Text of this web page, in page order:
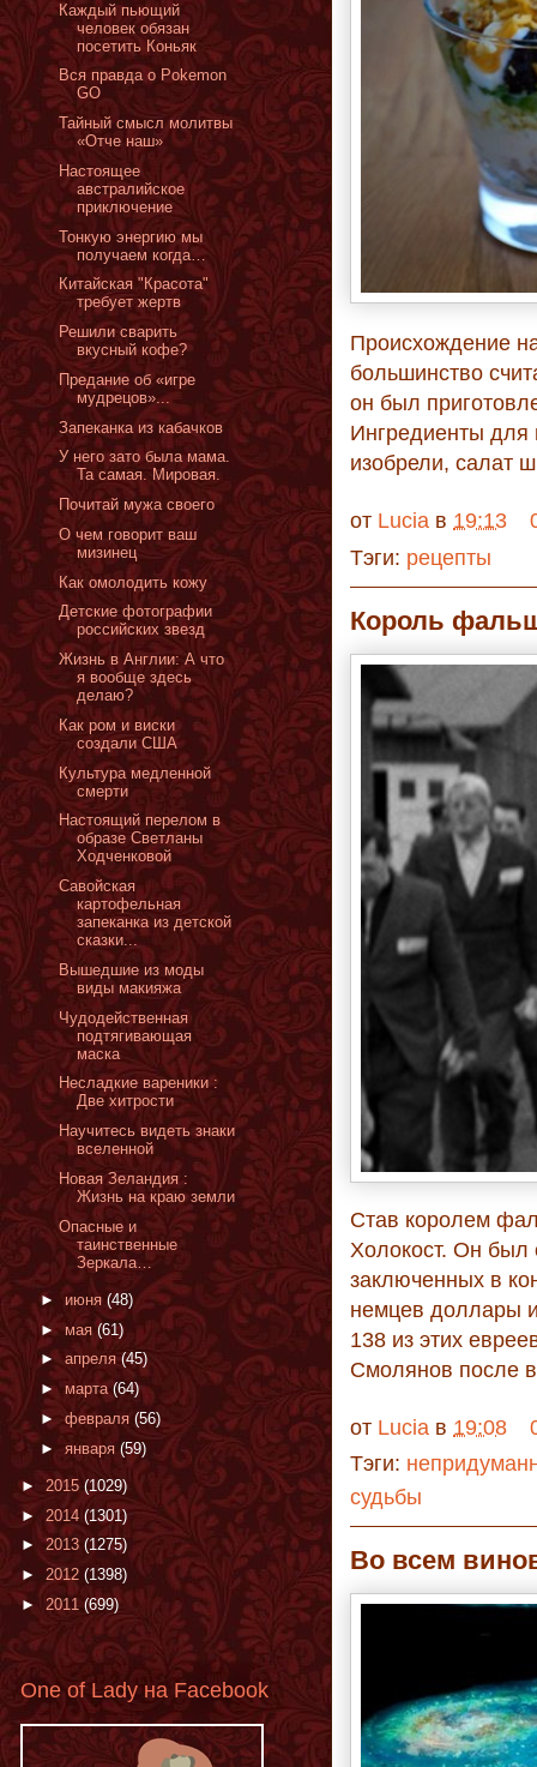
Происхождение
большинство
он был
Ингредиенты для
изобрели, салат
от Lucia в 19:13
Тэги: рецепты
Король
Став королем
Холокост. Он был
заключенных в
немцев доллары
138 из этих
Смолянов после
от Lucia в 19:08
Тэги:
судьбы
Во всем
Каждый пьющий
человек обязан
посетить Коньяк
Вся правда о Pokemon
GO
Тайный смысл молитвы
«Отче наш»
Настоящее
австралийское
приключение
Тонкую энергию мы
получаем когда…
Китайская "Красота"
требует жертв
Решили сварить
вкусный кофе?
Предание об «игре
мудрецов»...
Запеканка из кабачков
У него зато была мама.
Та самая. Мировая.
Почитай мужа своего
О чем говорит ваш
мизинец
Как омолодить кожу
Детские фотографии
российских звезд
Жизнь в Англии: А что
я вообще здесь
делаю?
Как ром и виски
создали США
Культура медленной
смерти
Настоящий перелом в
образе Светланы
Ходченковой
Савойская
картофельная
запеканка из детской
сказки...
Вышедшие из моды
виды макияжа
Чудодейственная
подтягивающая
маска
Несладкие вареники :
Две хитрости
Научитесь видеть знаки
вселенной
Новая Зеландия :
Жизнь на краю земли
Опасные и
таинственные
Зеркала…
► июня (48)
►мая(61)
►апреля (45)
► марта(64)
► февраля (56)
► января (59)
► 2015 (1029)
► 2014 (1301)
►2013 (1275)
► 2012 (1398)
► 2011 (699)
One of Lady на Facebook